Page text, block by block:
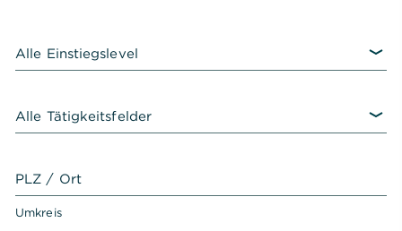
Alle Einstiegslevel
Alle Tätigkeitsfelder
PLZ / Ort
Umkreis